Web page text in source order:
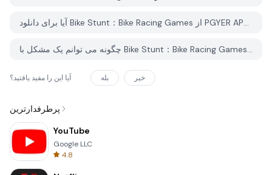
آیا برای دانلود Bike Stunt：Bike Racing Games از PGYER APK HUB نیاز به حساب کاربری دارم؟
چگونه می توانم یک مشکل با Bike Stunt：Bike Racing Games در PGYER APK HUB گزارش دهم؟
آیا این را مفید یافتید؟ بله خیر
پرطرفدارترین
YouTube
Google LLC
4.8